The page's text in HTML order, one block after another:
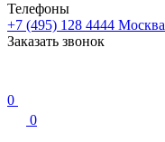
Телефоны
+7 (495) 128 4444 Москва
Заказать звонок
0
0